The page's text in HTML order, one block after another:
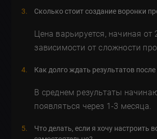
Сколько стоит создание воронки
Цена варьируется, начиная от
зависимости от сложности
Как долго ждать результатов
В среднем результаты
появляться через 1-3 месяца.
Что делать, если я хочу настроить